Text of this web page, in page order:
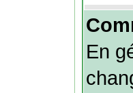
En